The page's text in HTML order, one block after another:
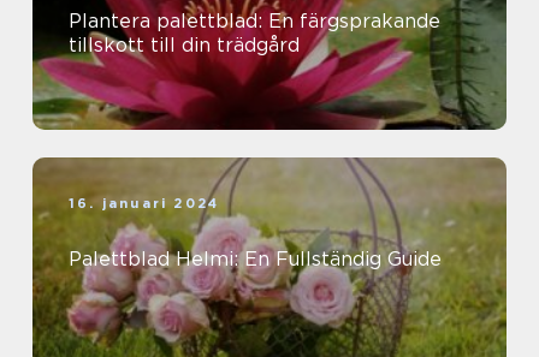
Plantera palettblad: En färgsprakande
tillskott till din trädgård
16. januari 2024
Palettblad Helmi: En Fullständig Guide